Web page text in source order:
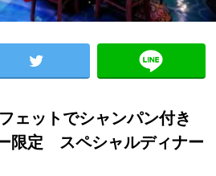
ェットでシャンパン付き
限定 スペシャルディナー